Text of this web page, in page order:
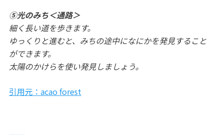
⑤光のみち＜通路＞
細く長い道を歩きます。
ゆっくりと進むと、みちの途中になにかを発見すること
ができます。
太陽のかけらを使い発見しましょう。
引用元：acao forest